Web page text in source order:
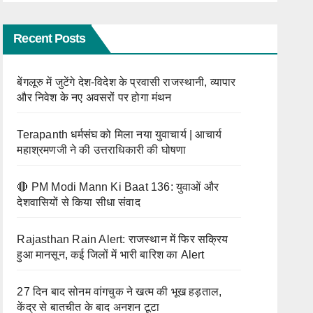
को लेंगे
दीक्षा
Recent Posts
बेंगलूरु में जुटेंगे देश-विदेश के प्रवासी राजस्थानी, व्यापार
और निवेश के नए अवसरों पर होगा मंथन
Terapanth धर्मसंघ को मिला नया युवाचार्य | आचार्य
महाश्रमणजी ने की उत्तराधिकारी की घोषणा
🔴 PM Modi Mann Ki Baat 136: युवाओं और
देशवासियों से किया सीधा संवाद
Rajasthan Rain Alert: राजस्थान में फिर सक्रिय
हुआ मानसून, कई जिलों में भारी बारिश का Alert
27 दिन बाद सोनम वांगचुक ने खत्म की भूख हड़ताल,
केंद्र से बातचीत के बाद अनशन टूटा